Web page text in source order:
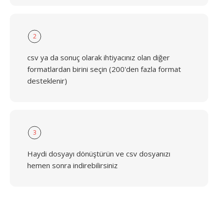
2
csv ya da sonuç olarak ihtiyacınız olan diğer
formatlardan birini seçin (200'den fazla format
desteklenir)
3
Haydi dosyayı dönüştürün ve csv dosyanızı
hemen sonra indirebilirsiniz